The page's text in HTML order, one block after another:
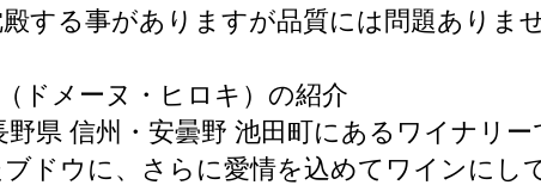
する事がありますが品質には問題ありませ
ドメーヌ・ヒロキ）の紹介
県 信州・安曇野 池田町にあるワイナリー
ドウに、さらに愛情を込めてワインにし